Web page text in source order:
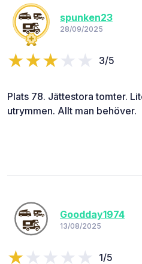
spunken23
28/09/2025
3/5
Plats 78. Jättestora tomter.
utrymmen. Allt man behöver.
Goodday1974
13/08/2025
1/5